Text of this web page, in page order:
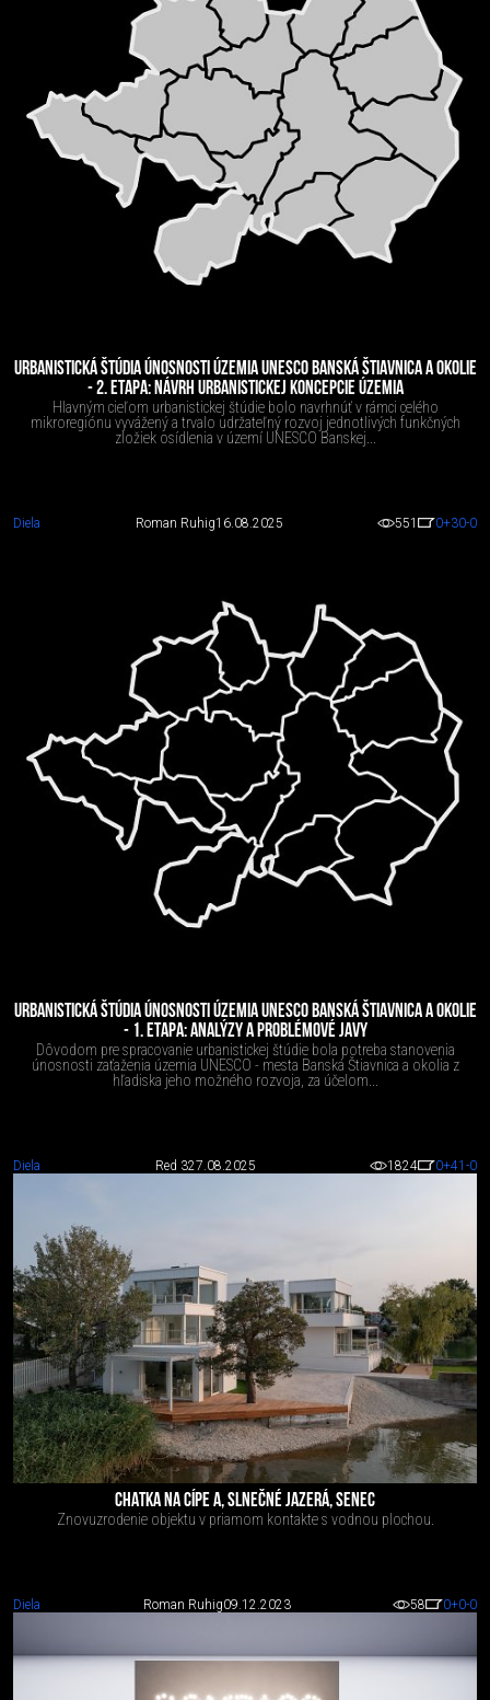
URBANISTICKÁ ŠTÚDIA ÚNOSNOSTI ÚZEMIA UNESCO BANSKÁ ŠTIAVNICA A OKOLIE
- 2. ETAPA: NÁVRH URBANISTICKEJ KONCEPCIE ÚZEMIA
Hlavným cieľom urbanistickej štúdie bolo navrhnúť v rámci celého
mikroregiónu vyvážený a trvalo udržateľný rozvoj jednotlivých funkčných
zložiek osídlenia v území UNESCO Banskej...
Diela Roman Ruhig16.08.2025 551 0+30-0
URBANISTICKÁ ŠTÚDIA ÚNOSNOSTI ÚZEMIA UNESCO BANSKÁ ŠTIAVNICA A OKOLIE
- 1. ETAPA: ANALÝZY A PROBLÉMOVÉ JAVY
Dôvodom pre spracovanie urbanistickej štúdie bola potreba stanovenia
únosnosti zaťaženia územia UNESCO - mesta Banská Štiavnica a okolia z
hľadiska jeho možného rozvoja, za účelom...
Diela Red 327.08.2025 1824 0+41 -0
CHATKA NA CÍPE A, SLNEČNÉ JAZERÁ, SENEC
Znovuzrodenie objektu v priamom kontakte s vodnou plochou.
Diela Roman Ruhig09.12.2023 58 0+0-0